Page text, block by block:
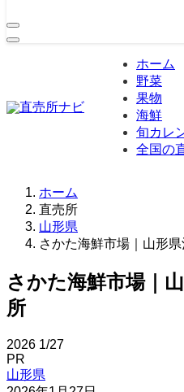
ホーム
野菜
果物
海鮮
旬カレ
全国の
ホーム
直売所
山形県
さかた海鮮市場｜山形
さかた海鮮市場｜
所
2026 1/27
PR
山形県